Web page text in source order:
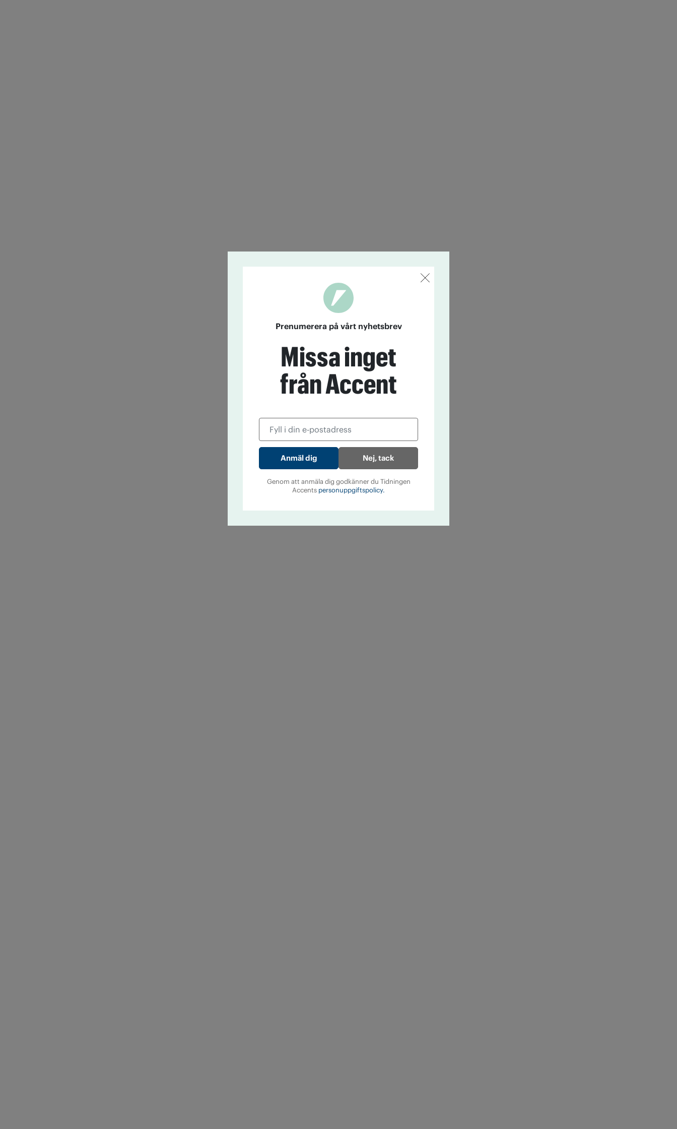
Prenumerera på vårt nyhetsbrev
Missa inget
från Accent
Nej, tack
Genom att anmäla dig godkänner du Tidningen
Accents personuppgiftspolicy.